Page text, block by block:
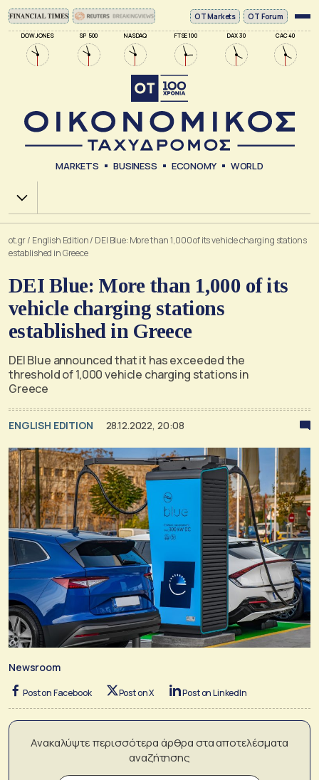
DOW JONES SP 500 NASDAQ FTSE 100 DAX 30 CAC 40
ΟΤ Markets OT Forum
MARKETS BUSINESS ECONOMY WORLD
Χ.Α.
ot.gr/ English Edition/ DEI Blue: More than 1,000 of its vehicle charging stations
established in Greece
DEI Blue: More than 1,000 of its
vehicle charging stations
established in Greece
DEI Blue announced that it has exceeded the
threshold of 1,000 vehicle charging stations in
Greece
ENGLISH EDITION 28.12.2022, 20:08
Newsroom
Post on Facebook Post on X Post on LinkedIn
Ανακαλύψτε περισσότερα άρθρα στα αποτελέσματα
αναζήτησης